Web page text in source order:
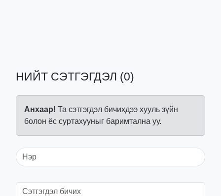
НИЙТ СЭТГЭГДЭЛ (0)
Анхаар! Та сэтгэгдэл бичихдээ хууль зүйн
болон ёс суртахууныг баримтална уу.